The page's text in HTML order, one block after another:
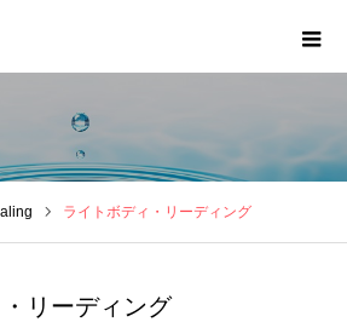
ライトボディ・リーディング
リーディング